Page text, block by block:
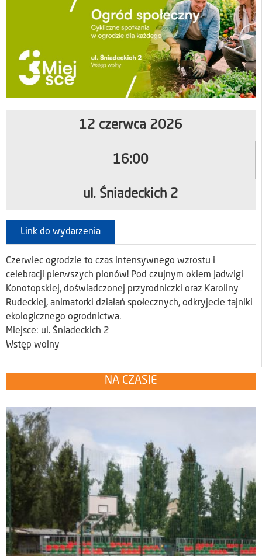
12 czerwca 2026
16:00
ul. Śniadeckich 2
Link do wydarzenia
Czerwiec ogrodzie to czas intensywnego wzrostu i
celebracji pierwszych plonów! Pod czujnym okiem Jadwigi
Konotopskiej, doświadczonej przyrodniczki oraz Karoliny
Rudeckiej, animatorki działań społecznych, odkryjecie tajniki
ekologicznego ogrodnictwa.
Miejsce: ul. Śniadeckich 2
Wstęp wolny
NA CZASIE